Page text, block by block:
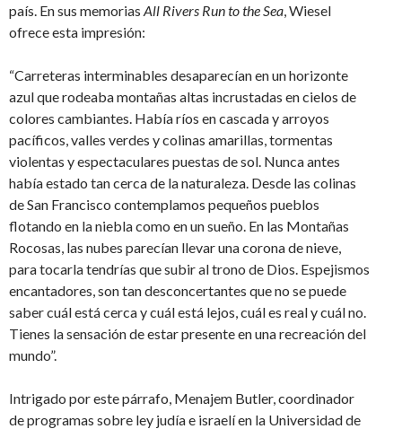
país. En sus memorias All Rivers Run to the Sea , Wiesel
ofrece esta impresión:
“Carreteras interminables desaparecían en un horizonte
azul que rodeaba montañas altas incrustadas en cielos de
colores cambiantes. Había ríos en cascada y arroyos
pacíficos, valles verdes y colinas amarillas, tormentas
violentas y espectaculares puestas de sol. Nunca antes
había estado tan cerca de la naturaleza. Desde las colinas
de San Francisco contemplamos pequeños pueblos
flotando en la niebla como en un sueño. En las Montañas
Rocosas, las nubes parecían llevar una corona de nieve,
para tocarla tendrías que subir al trono de Dios. Espejismos
encantadores, son tan desconcertantes que no se puede
saber cuál está cerca y cuál está lejos, cuál es real y cuál no.
Tienes la sensación de estar presente en una recreación del
mundo”.
Intrigado por este párrafo, Menajem Butler, coordinador
de programas sobre ley judía e israelí en la Universidad de